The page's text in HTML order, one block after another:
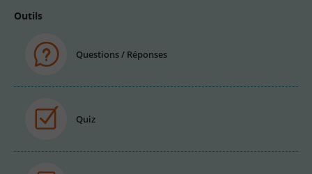
Outils
Questions / Réponses
Quiz